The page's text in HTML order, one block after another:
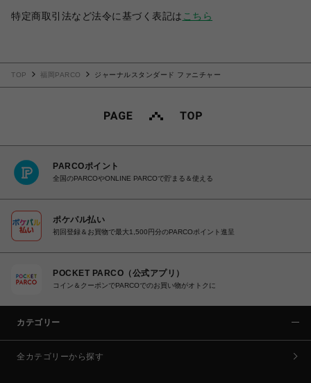
特定商取引法など法令に基づく表記は こちら
TOP 福岡PARCO ジャーナルスタンダード ファニチャー
PARCOポイント
全国のPARCOやONLINE PARCOで貯まる＆使える
ポケパル払い
初回登録＆お買物で最大1,500円分のPARCOポイント進呈
POCKET PARCO（公式アプリ）
コイン＆クーポンでPARCOでのお買い物がオトクに
カテゴリー
全カテゴリーから探す